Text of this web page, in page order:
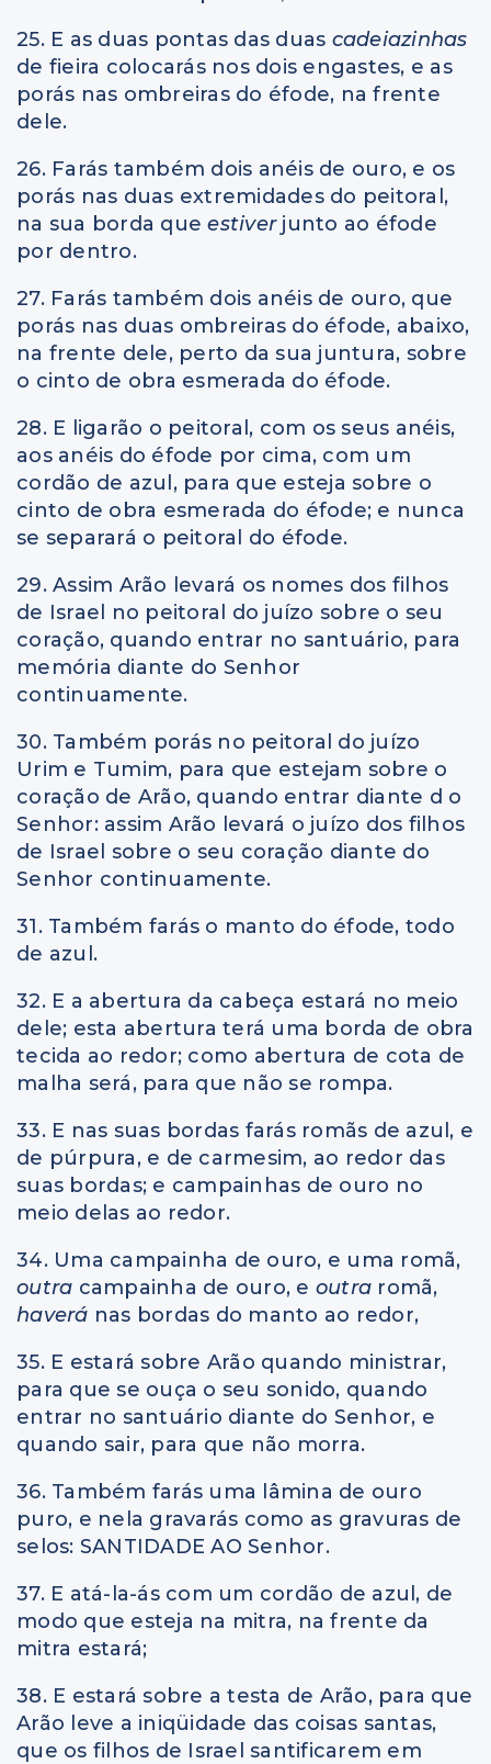
25. E as duas pontas das duas cadeiazinhas
de fieira colocarás nos dois engastes, e as
porás nas ombreiras do éfode, na frente
dele.
26. Farás também dois anéis de ouro, e os
porás nas duas extremidades do peitoral,
na sua borda queestiver junto ao éfode
por dentro.
27. Farás também dois anéis de ouro, que
porás nas duas ombreiras do éfode, abaixo,
na frente dele, perto da sua juntura, sobre
o cinto de obra esmerada do éfode.
28. E ligarão o peitoral, com os seus anéis,
aos anéis do éfode por cima, com um
cordão de azul, para que esteja sobre o
cinto de obra esmerada do éfode; e nunca
se separará o peitoral do éfode.
29. Assim Arão levará os nomes dos filhos
de Israel no peitoral do juízo sobre o seu
coração, quando entrar no santuário, para
memória diante do Senhor
continuamente.
30. Também porás no peitoral do juízo
Urim e Tumim, para que estejam sobre o
coração de Arão, quando entrar diante d o
Senhor: assim Arão levará o juízo dos filhos
de Israel sobre o seu coração diante do
Senhor continuamente.
31. Também farás o manto do éfode, todo
de azul.
32. E a abertura da cabeça estará no meio
dele; esta abertura terá uma borda de obra
tecida ao redor; como abertura de cota de
malha será, para que não se rompa.
33. E nas suas bordas farás romãs de azul, e
de púrpura, e de carmesim, ao redor das
suas bordas; e campainhas de ouro no
meio delas ao redor.
34. Uma campainha de ouro, e uma romã,
outra campainha de ouro, e outra romã,
haverá nas bordas do manto ao redor,
35. E estará sobre Arão quando ministrar,
para que se ouça o seu sonido, quando
entrar no santuário diante do Senhor, e
quando sair, para que não morra.
36. Também farás uma lâmina de ouro
puro, e nela gravarás como as gravuras de
selos: SANTIDADE AO Senhor.
37. E atá-la-ás com um cordão de azul, de
modo que esteja na mitra, na frente da
mitra estará;
38. E estará sobre a testa de Arão, para que
Arão leve a iniqüidade das coisas santas,
que os filhos de Israel santificarem em